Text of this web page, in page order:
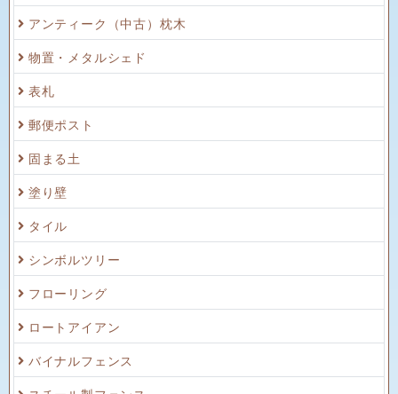
アンティーク（中古）枕木
物置・メタルシェド
表札
郵便ポスト
固まる土
塗り壁
タイル
シンボルツリー
フローリング
ロートアイアン
バイナルフェンス